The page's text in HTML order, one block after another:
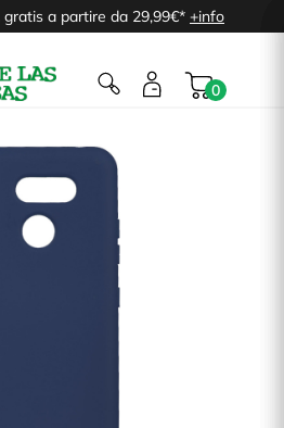
gratis a partire da 29,99€* +info
0